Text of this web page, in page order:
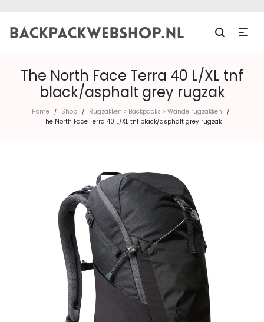
The North Face Terra 40 L/XL tnf
black/asphalt grey rugzak
Home / Shop / Rugzakken > Backpacks > Wandelrugzakken /
The North Face Terra 40 L/XL tnf black/asphalt grey rugzak